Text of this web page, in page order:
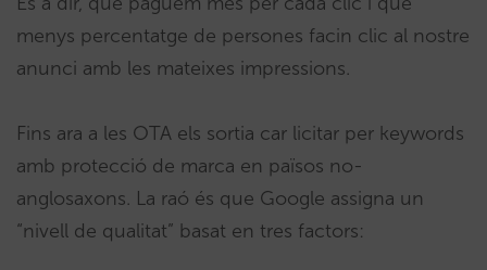
menys percentatge de persones facin clic al nostre
anunci amb les mateixes impressions.
Fins ara a les OTA els sortia car licitar per keywords
amb protecció de marca en països no-
anglosaxons. La raó és que Google assigna un
“nivell de qualitat” basat en tres factors: